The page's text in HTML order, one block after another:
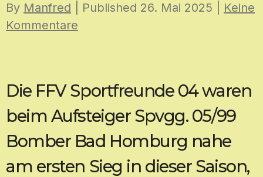
By Manfred | Published 26. Mai 2025
Keine
Kommentare
Die FFV Sportfreunde 04 waren
beim Aufsteiger Spvgg. 05/99
Bomber Bad Homburg nahe
am ersten Sieg in dieser Saison,